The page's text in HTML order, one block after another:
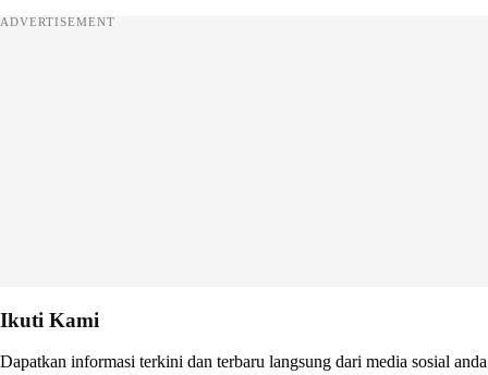
ADVERTISEMENT
Ikuti Kami
Dapatkan informasi terkini dan terbaru langsung dari media sosial anda